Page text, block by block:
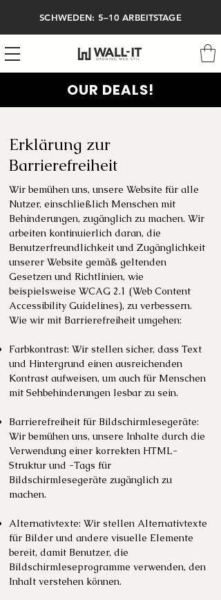
SCHWEDEN: 5–10 ARBEITSTAGE
OUR DEALS!
Erklärung zur
Barrierefreiheit
Wir bemühen uns, unsere Website für alle
Nutzer, einschließlich Menschen mit
Behinderungen, zugänglich zu machen. Wir
arbeiten kontinuierlich daran, die
Benutzerfreundlichkeit und Zugänglichkeit
unserer Website gemäß geltenden
Gesetzen und Richtlinien, wie
beispielsweise WCAG 2.1 (Web Content
Accessibility Guidelines), zu verbessern.
Wie wir mit Barrierefreiheit umgehen:
Farbkontrast: Wir stellen sicher, dass Text
und Hintergrund einen ausreichenden
Kontrast aufweisen, um auch für Menschen
mit Sehbehinderungen lesbar zu sein.
Barrierefreiheit für Bildschirmlesegeräte:
Wir bemühen uns, unsere Inhalte durch die
Verwendung einer korrekten HTML-
Struktur und -Tags für
Bildschirmlesegeräte zugänglich zu
machen.
Alternativtexte: Wir stellen Alternativtexte
für Bilder und andere visuelle Elemente
bereit, damit Benutzer, die
Bildschirmleseprogramme verwenden, den
Inhalt verstehen können.